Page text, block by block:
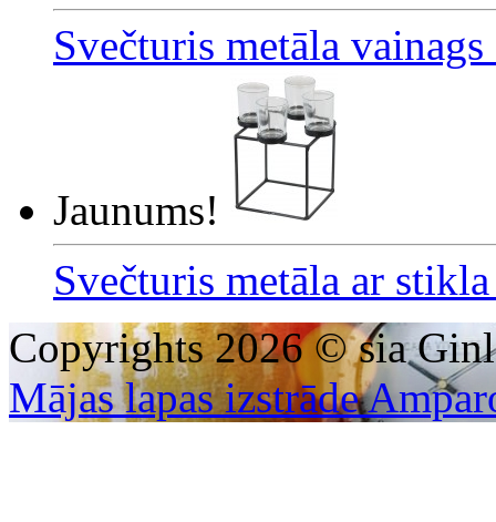
Svečturis metāla
Jaunums!
Svečturis metāla ar
Copyrights 2026 © sia
Mājas lapas izstrāde